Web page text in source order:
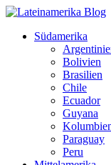
Südamerika
Bolivien
Brasilien
Chile
Ecuador
Guyana
Paraguay
Peru